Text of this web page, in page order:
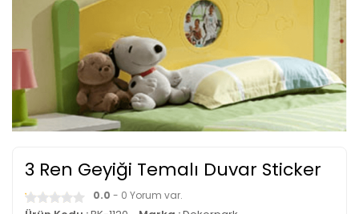
3 Ren Geyiği Temalı Duvar Sticker
0.0 - 0 Yorum var.